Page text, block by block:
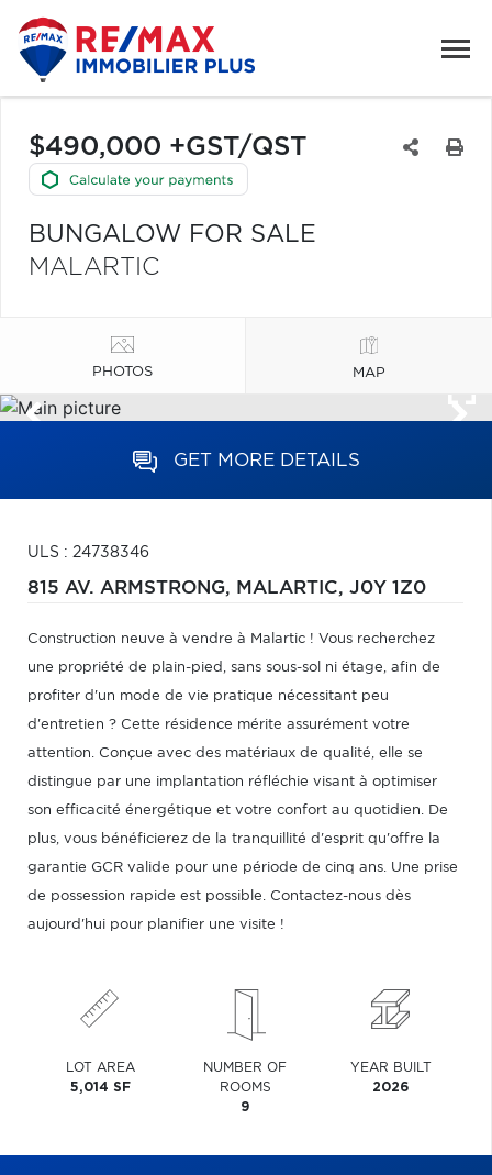
$490,000 +GST/QST
BUNGALOW FOR SALE
MALARTIC
PHOTOS MAP
GET MORE DETAILS
ULS : 24738346
815 AV. ARMSTRONG, MALARTIC, J0Y 1Z0
Construction neuve à vendre à Malartic ! Vous recherchez
une propriété de plain-pied, sans sous-sol ni étage, afin de
profiter d'un mode de vie pratique nécessitant peu
d'entretien ? Cette résidence mérite assurément votre
attention. Conçue avec des matériaux de qualité, elle se
distingue par une implantation réfléchie visant à optimiser
son efficacité énergétique et votre confort au quotidien. De
plus, vous bénéficierez de la tranquillité d'esprit qu'offre la
garantie GCR valide pour une période de cinq ans. Une prise
de possession rapide est possible. Contactez-nous dès
aujourd'hui pour planifier une visite !
LOT AREA
5,014 SF
NUMBER OF
ROOMS
9
YEAR BUILT
2026